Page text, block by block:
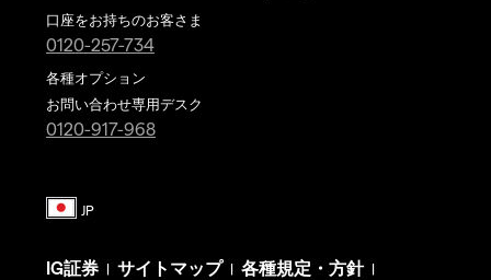
口座をお持ちのお客さま
0120-257-734
各種オプション
お問い合わせ専用デスク
0120-917-968
IG証券 | サイトマップ| 各種規定・方針|